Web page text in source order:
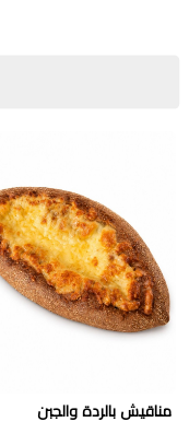
مناقيش بالردة والجبن